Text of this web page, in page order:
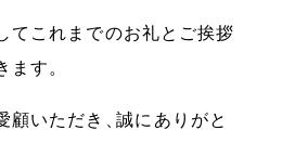
てこれまでのお礼とご挨拶
ます 。
顧いただき 、
誠にありがと